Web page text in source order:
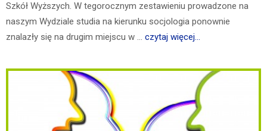
Szkół Wyższych. W tegorocznym zestawieniu prowadzone na
naszym Wydziale studia na kierunku socjologia ponownie
znalazły się na drugim miejscu w ... czytaj więcej...